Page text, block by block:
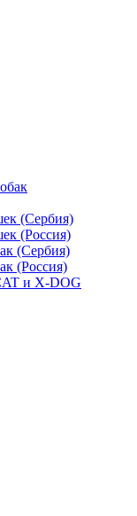
(Сербия)
(Россия)
(Сербия)
(Россия)
и X-DOG